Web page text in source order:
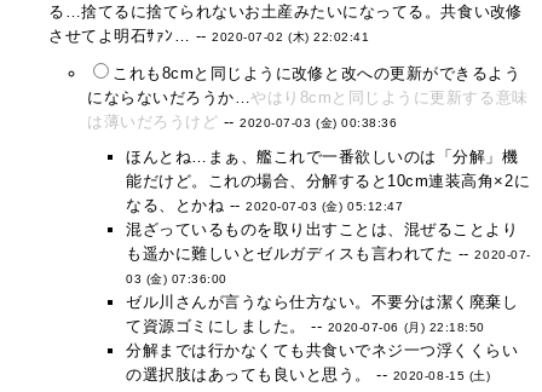
る…捨てるに捨てられないお土産みたいになってる。共食い改修
させてよ明石ｻｧﾝ… --2020-07-02 (木) 22:02:41
これも8cmと同じように改修と改への更新ができるよう
にならないだろうか…やはり8cmと同じように更新する意味
は薄いだろうけど --2020-07-03 (金) 00:38:36
ほんとね…まぁ、艦これで一番欲しいのは「分解」機
能だけど。これの場合、分解すると10cm連装高角×2に
なる、とかね --2020-07-03 (金) 05:12:47
混ざっているものを取り出すことは、混ぜることより
も遥かに難しいとゼルガディスも言われてた --2020-07-
03 (金) 07:36:00
ゼル川さんが言うなら仕方ない。不要分は潔く廃棄し
て資源ゴミにしました。 -- 2020-07-06 (月) 22:18:50
分解までは行かなくても共食いでネジ一つ浮くくらい
の選択肢はあっても良いと思う。 -- 2020-08-15 (土)